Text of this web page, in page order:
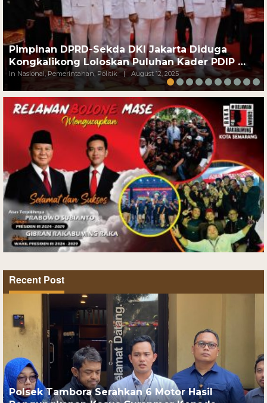
Pimpinan DPRD-Sekda DKI Jakarta Diduga
Kongkalikong Loloskan Puluhan Kader PDIP …
In Nasional, Pemerintahan, Politik | August 12, 2025
Recent Post
Polsek Tambora Serahkan 6 Motor Hasil